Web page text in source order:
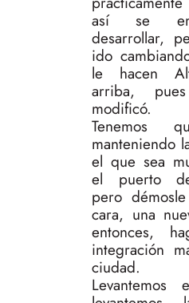
así se
desarrollar,
ido
le hacen
arriba,
modificó.
Tenemos
manteniendo
el que sea
el puerto
pero
cara, una
entonces,
integración
ciudad.
Levantemos